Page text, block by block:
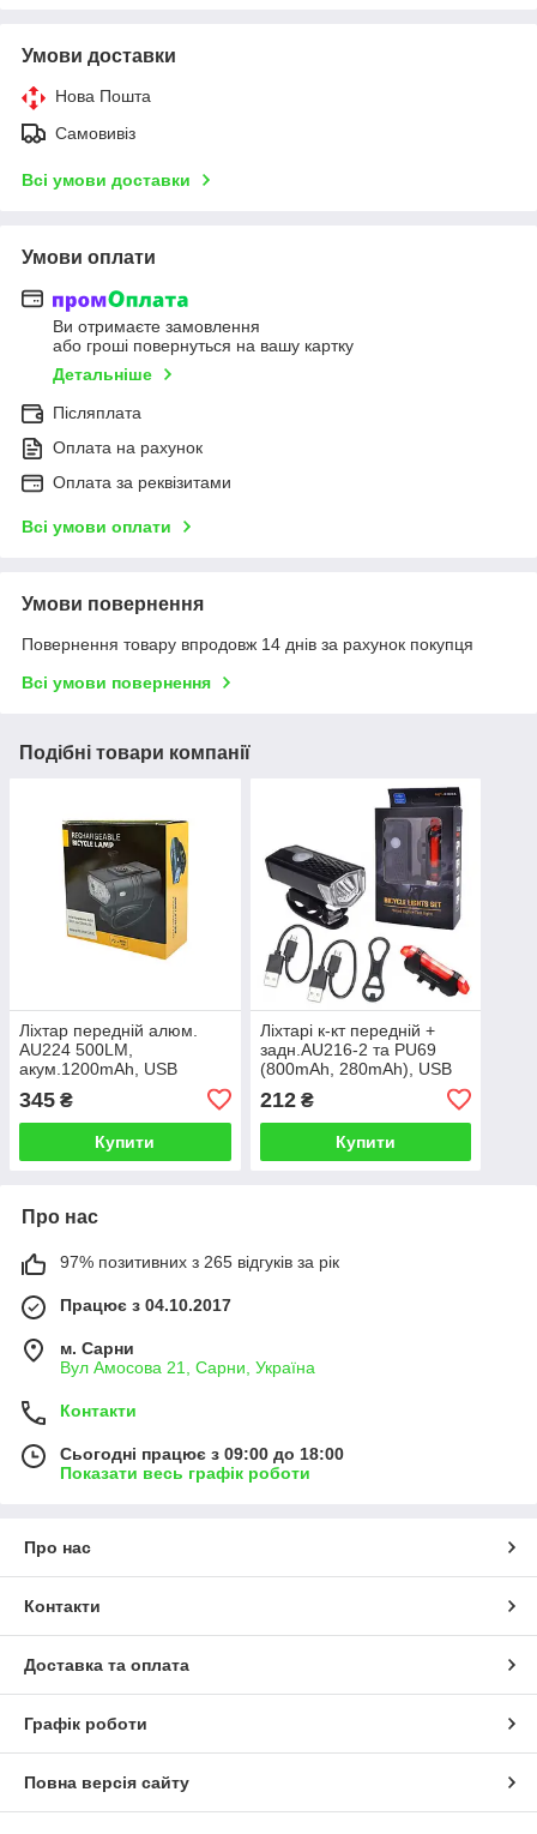
Умови доставки
Нова Пошта
Самовивіз
Всі умови доставки
Умови оплати
Ви отримаєте замовлення
або гроші повернуться на вашу картку
Детальніше
Післяплата
Оплата на рахунок
Оплата за реквізитами
Всі умови оплати
Умови повернення
Повернення товару впродовж 14 днів за рахунок покупця
Всі умови повернення
Подібні товари компанії
Ліхтар передній алюм.
AU224 500LM,
акум.1200mAh, USB
345 ₴
Купити
Ліхтарі к-кт передній +
задн.AU216-2 та PU69
(800mAh, 280mAh), USB
212₴
Купити
Про нас
97% позитивних з 265 відгуків за рік
Працює з 04.10.2017
м. Сарни
Вул Амосова 21, Сарни, Україна
Контакти
Сьогодні працює з 09:00 до 18:00
Показати весь графік роботи
Про нас
Контакти
Доставка та оплата
Графік роботи
Повна версія сайту